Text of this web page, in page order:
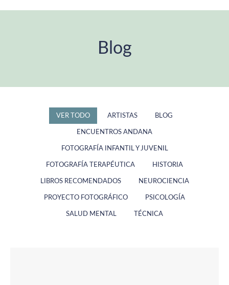
Blog
VER TODO ARTISTAS BLOG
ENCUENTROS ANDANA
FOTOGRAFÍA INFANTIL Y JUVENIL
FOTOGRAFÍA TERAPÉUTICA HISTORIA
LIBROS RECOMENDADOS NEUROCIENCIA
PROYECTO FOTOGRÁFICO PSICOLOGÍA
SALUD MENTAL TÉCNICA